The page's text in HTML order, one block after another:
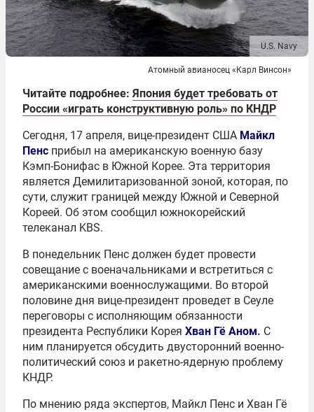
U.S. Navy
Атомный авианосец «Карл Винсон»
Читайте подробнее: Япония будет требовать от
России «играть конструктивную роль» по КНДР
Сегодня, 17 апреля, вице-президент США Майкл
Пенс прибыл на американскую военную базу
Кэмп-Бонифас в Южной Корее. Эта территория
является Демилитаризованной зоной, которая, по
сути, служит границей между Южной и Северной
Кореей. Об этом сообщил южнокорейский
телеканал KBS.
В понедельник Пенс должен будет провести
совещание с военачальниками и встретиться с
американскими военнослужащими. Во второй
половине дня вице-президент проведет в Сеуле
переговоры с исполняющим обязанности
президента Республики Корея Хван Гё Аном. С
ним планируется обсудить двусторонний военно-
политический союз и ракетно-ядерную проблему
КНДР.
По мнению ряда экспертов, Майкл Пенс и Хван Гё